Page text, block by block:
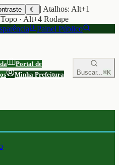
☾
| Atalhos: Alt+1
· Alt+4 Rodape
Painel Público
Portal de
Minha Prefeitura Buscar...⌘K